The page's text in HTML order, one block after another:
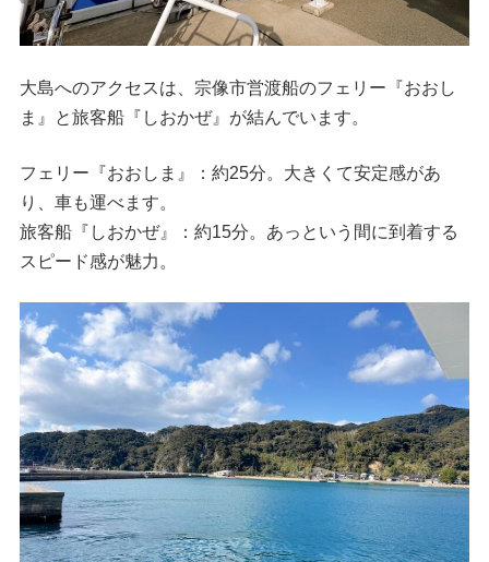
大島へのアクセスは、宗像市営渡船のフェリー『おおし
ま』と旅客船『しおかぜ』が結んでいます。
フェリー『おおしま』：約25分。大きくて安定感があ
り、車も運べます。
旅客船『しおかぜ』：約15分。あっという間に到着する
スピード感が魅力。